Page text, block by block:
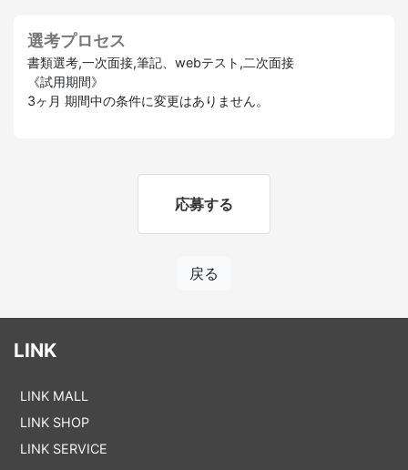
選考プロセス
書類選考,一次面接,筆記、webテスト,二次面接
《試用期間》
3ヶ月 期間中の条件に変更はありません。
応募する
戻る
LINK
LINK MALL
LINK SHOP
LINK SERVICE